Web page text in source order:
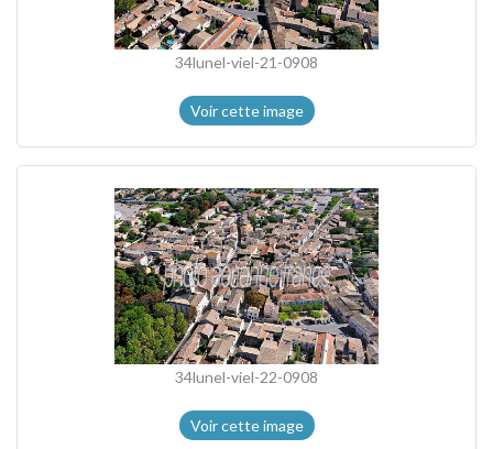
34lunel-viel-21-0908
Voir cette image
34lunel-viel-22-0908
Voir cette image